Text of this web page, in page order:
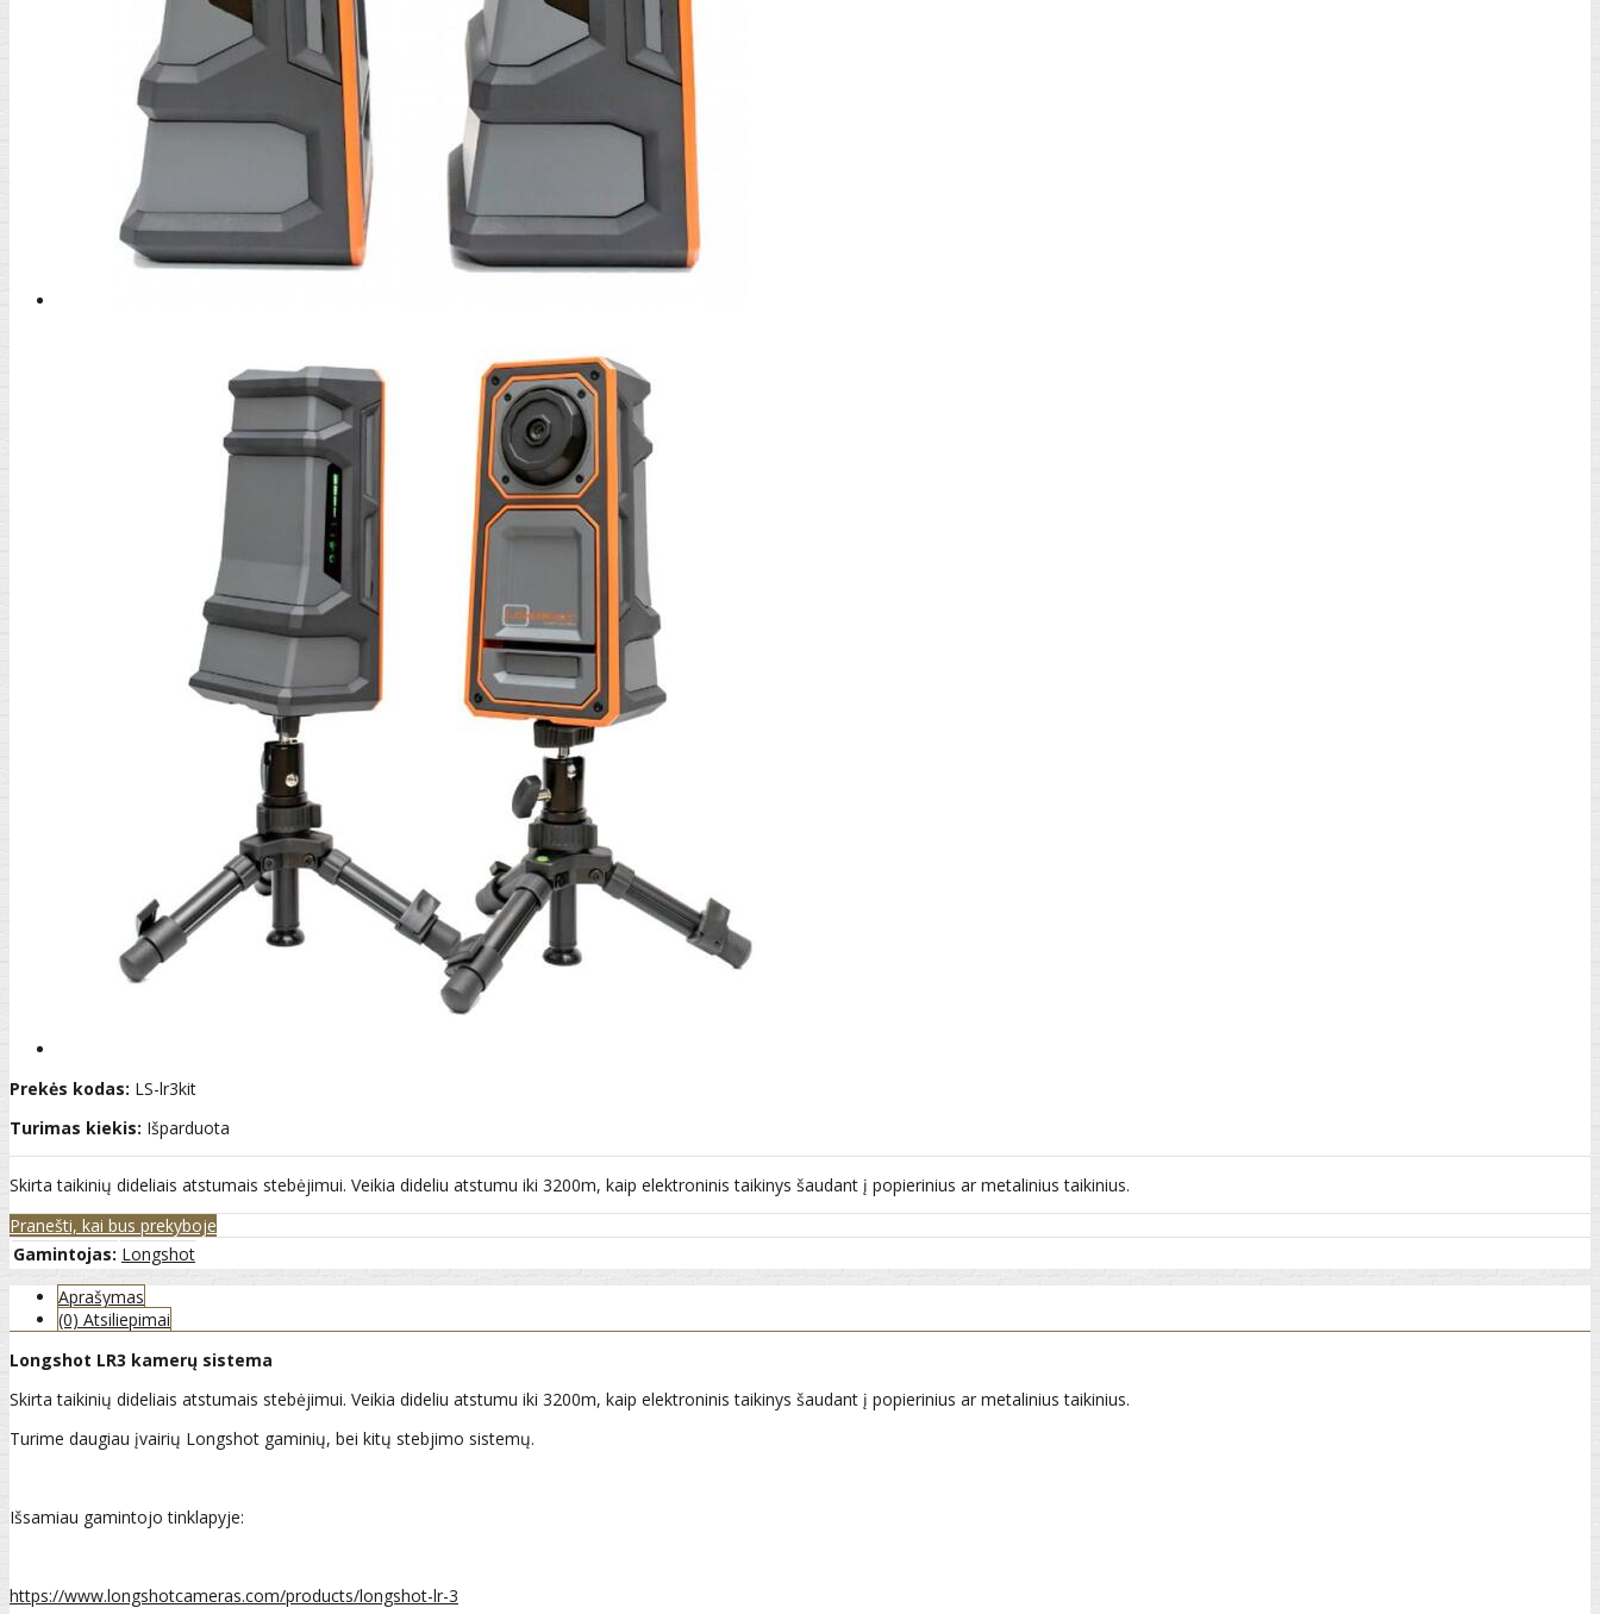
Prekės kodas: LS-lr3kit
Turimas kiekis: Išparduota
Skirta taikinių dideliais atstumais stebėjimui. Veikia dideliu atstumu iki 3200m, kaip elektroninis taikinys šaudant į popierinius ar metalinius taikinius.
Pranešti, kai bus prekyboje
Gamintojas: Longshot
Aprašymas
(0) Atsiliepimai
Longshot LR3 kamerų sistema
Skirta taikinių dideliais atstumais stebėjimui. Veikia dideliu atstumu iki 3200m, kaip elektroninis taikinys šaudant į popierinius ar metalinius taikinius.
Turime daugiau įvairių Longshot gaminių, bei kitų stebjimo sistemų.
Išsamiau gamintojo tinklapyje:
https://www.longshotcameras.com/products/longshot-lr-3